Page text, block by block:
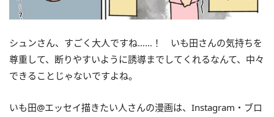
シュンさん、すごく大人ですね……！ いも田さんの気持ちを
尊重して、断りやすいように誘導までしてくれるなんて、中々
できることじゃないですよね。
いも田@エッセイ描きたい人さんの漫画は、Instagram・ブロ